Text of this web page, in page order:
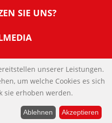
NachDenkSeiten
Signaturen
SIE UNS?
Online
unserer Leistungen.
um welche Cookies es sich
sie erhoben werden.
Ablehnen Akzeptieren